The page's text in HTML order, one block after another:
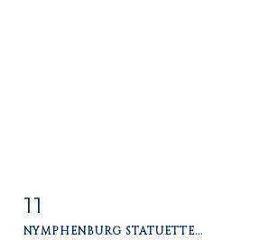
11
NYMPHENBURG STATUETTE...